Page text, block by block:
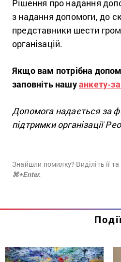
Рішення про надання
з надання допомоги, до
представники шести
організацій.
Якщо вам потрібна
заповніть нашуанкету-
Допомога надається за
підтримки організації
Знайшли помилку? Виділіть її та
⌘+Enter.